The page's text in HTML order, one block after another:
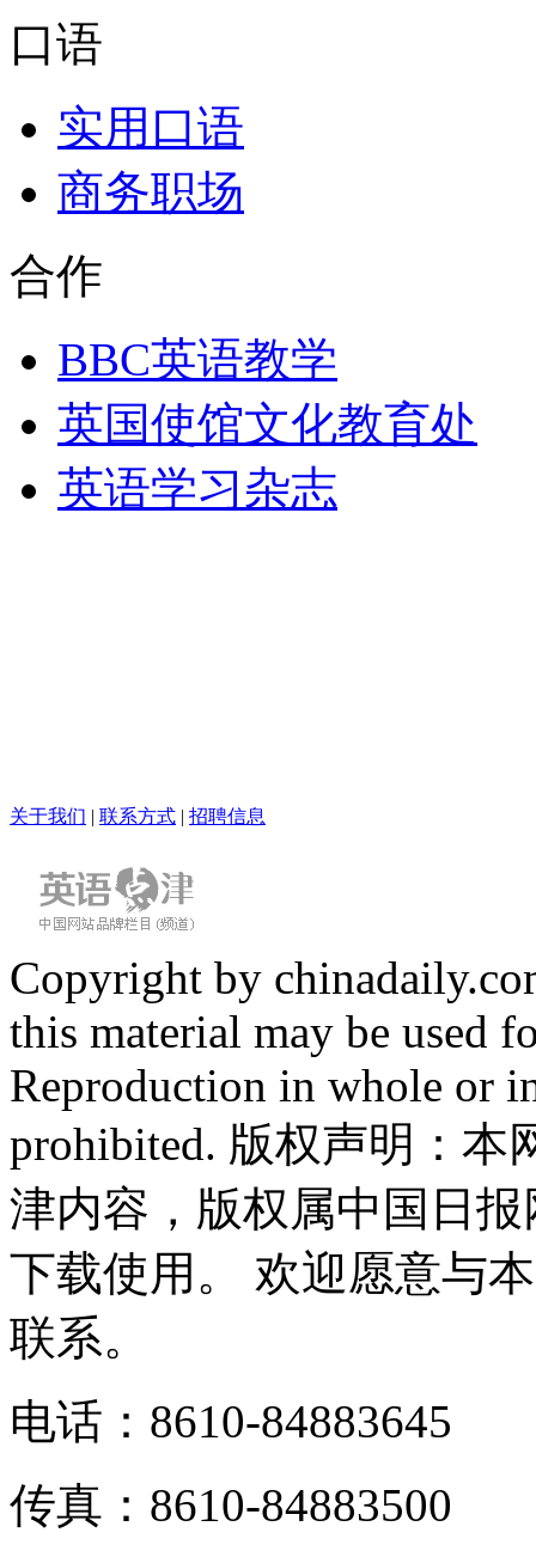
口语
实用口语
商务职场
合作
BBC英语教学
英国使馆文化教育处
英语学习杂志
关于我们 | 联系方式 | 招聘信息
Copyright by
this material may be used
Reproduction in whole or
prohibited. 版权声明：
津内容，版权属中国日
下载使用。 欢迎愿意与
联系。
电话：8610-84883645
传真：8610-84883500